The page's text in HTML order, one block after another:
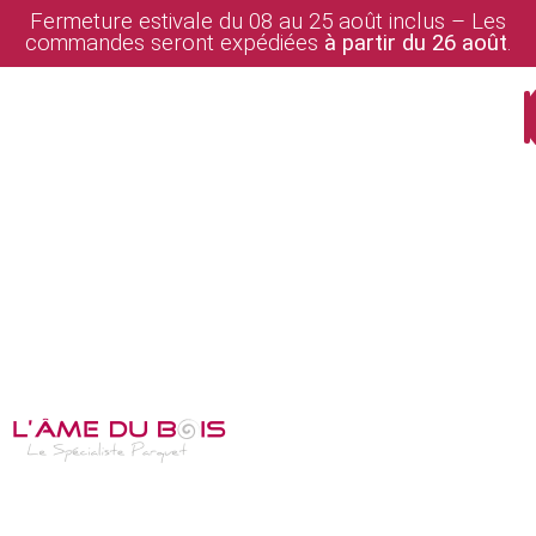
Fermeture estivale du 08 au 25 août inclus – Les
commandes seront expédiées à partir du 26 août.